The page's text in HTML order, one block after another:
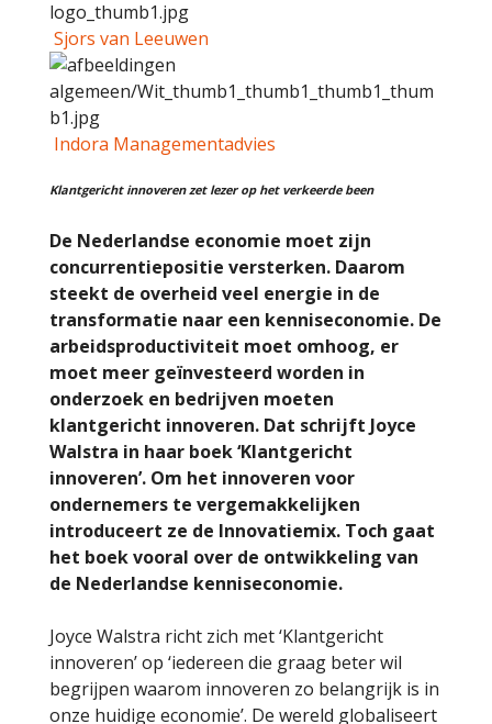
Sjors van Leeuwen
Indora Managementadvies
Klantgericht innoveren zet lezer op het verkeerde been
De Nederlandse economie moet zijn
concurrentiepositie versterken. Daarom
steekt de overheid veel energie in de
transformatie naar een kenniseconomie. De
arbeidsproductiviteit moet omhoog, er
moet meer geïnvesteerd worden in
onderzoek en bedrijven moeten
klantgericht innoveren. Dat schrijft Joyce
Walstra in haar boek ‘Klantgericht
innoveren’. Om het innoveren voor
ondernemers te vergemakkelijken
introduceert ze de Innovatiemix. Toch gaat
het boek vooral over de ontwikkeling van
de Nederlandse kenniseconomie.
Joyce Walstra richt zich met ‘Klantgericht
innoveren’ op ‘iedereen die graag beter wil
begrijpen waarom innoveren zo belangrijk is in
onze huidige economie’. De wereld globaliseert